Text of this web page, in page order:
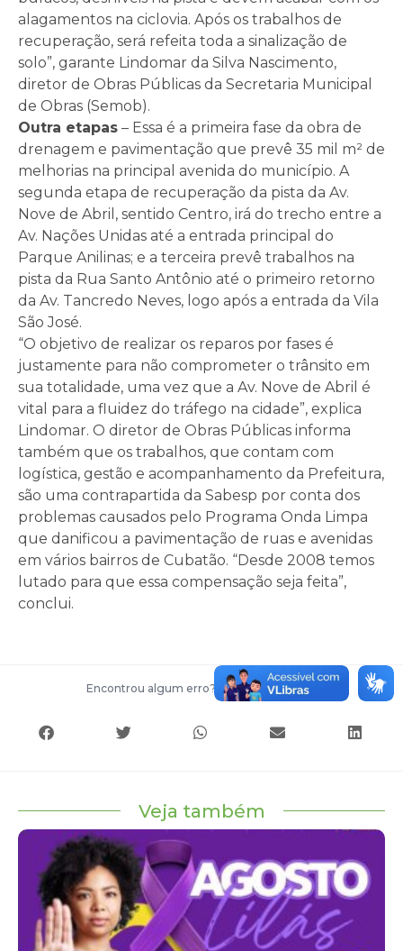
alagamentos na ciclovia. Após os trabalhos de
recuperação, será refeita toda a sinalização de
solo”, garante Lindomar da Silva Nascimento,
diretor de Obras Públicas da Secretaria Municipal
de Obras (Semob).
Outra etapas – Essa é a primeira fase da obra de
drenagem e pavimentação que prevê 35 mil m² de
melhorias na principal avenida do município. A
segunda etapa de recuperação da pista da Av.
Nove de Abril, sentido Centro, irá do trecho entre a
Av. Nações Unidas até a entrada principal do
Parque Anilinas; e a terceira prevê trabalhos na
pista da Rua Santo Antônio até o primeiro retorno
da Av. Tancredo Neves, logo após a entrada da Vila
São José.
“O objetivo de realizar os reparos por fases é
justamente para não comprometer o trânsito em
sua totalidade, uma vez que a Av. Nove de Abril é
vital para a fluidez do tráfego na cidade”, explica
Lindomar. O diretor de Obras Públicas informa
também que os trabalhos, que contam com
logística, gestão e acompanhamento da Prefeitura,
são uma contrapartida da Sabesp por conta dos
problemas causados pelo Programa Onda Limpa
que danificou a pavimentação de ruas e avenidas
em vários bairros de Cubatão. “Desde 2008 temos
lutado para que essa compensação seja feita”,
conclui.
Encontrou algum erro? Entre em contato
Veja também